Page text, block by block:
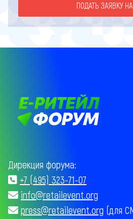
ПОДАТЬ ЗАЯВКУ
Дирекция форума:
+7 (495) 323-71-07
info@retailevent.org
press@retailevent.org (для